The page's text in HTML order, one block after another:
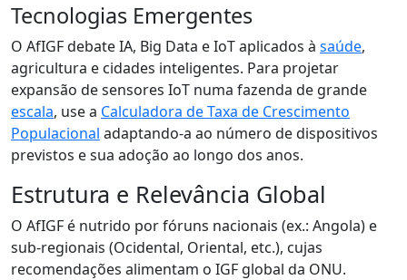
Tecnologias Emergentes
O AfIGF debate IA, Big Data e IoT aplicados à saúde,
agricultura e cidades inteligentes. Para projetar
expansão de sensores IoT numa fazenda de grande
escala, use a Calculadora de Taxa de Crescimento
Populacional adaptando-a ao número de dispositivos
previstos e sua adoção ao longo dos anos.
Estrutura e Relevância Global
O AfIGF é nutrido por fóruns nacionais (ex.: Angola) e
sub-regionais (Ocidental, Oriental, etc.), cujas
recomendações alimentam o IGF global da ONU.